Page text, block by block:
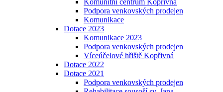
Komunitní centrum Kopřivná
Podpora venkovských prodejen
Komunikace
Dotace 2023
Komunikace 2023
Podpora venkovských prodejen
Víceúčelové hřiště Kopřivná
Dotace 2022
Dotace 2021
Podpora venkovských prodejen